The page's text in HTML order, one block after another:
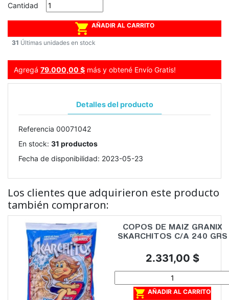
Cantidad
 AÑADIR AL CARRITO
31 Últimas unidades en stock
Agregá 79.000,00 $ más y obtené Envío Gratis!
Detalles del producto
Referencia 00071042
En stock: 31 productos
Fecha de disponibilidad: 2023-05-23
Los clientes que adquirieron este producto
también compraron:
COPOS DE MAIZ GRANIX
SKARCHITOS C/A 240 GRS
Precio
2.331,00 $
 AÑADIR AL CARRITO